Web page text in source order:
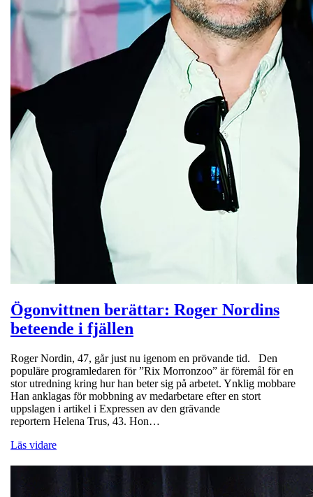
Ögonvittnen berättar: Roger Nordins
beteende i fjällen
Roger Nordin, 47, går just nu igenom en prövande tid. Den
populäre programledaren för ”Rix Morronzoo” är föremål för en
stor utredning kring hur han beter sig på arbetet. Ynklig mobbare
Han anklagas för mobbning av medarbetare efter en stort
uppslagen i artikel i Expressen av den grävande
reportern Helena Trus, 43. Hon…
Läs vidare